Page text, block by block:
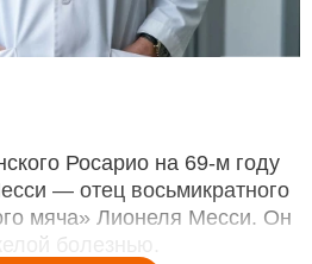
Росарио на 69-м году
— отец восьмикратного
мяча» Лионеля Месси. Он
болезнью.